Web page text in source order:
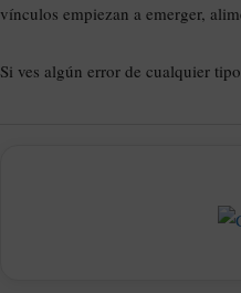
vínculos empiezan a emerger,
Si ves algún error de cualquier